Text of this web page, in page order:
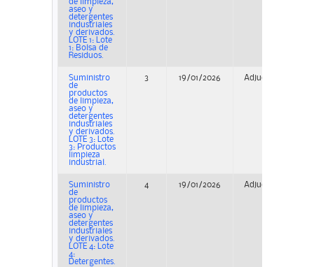
de limpieza,
aseo y
detergentes
industriales
y derivados.
LOTE 1: Lote
1: Bolsa de
Residuos.
Suministro
de
productos
de limpieza,
aseo y
detergentes
industriales
y derivados.
LOTE 3: Lote
3: Productos
limpieza
industrial.
3 19/01/2026 Adjudicación
Suministro
de
productos
de limpieza,
aseo y
detergentes
industriales
y derivados.
LOTE 4: Lote
4:
Detergentes.
4 19/01/2026 Adjudicación